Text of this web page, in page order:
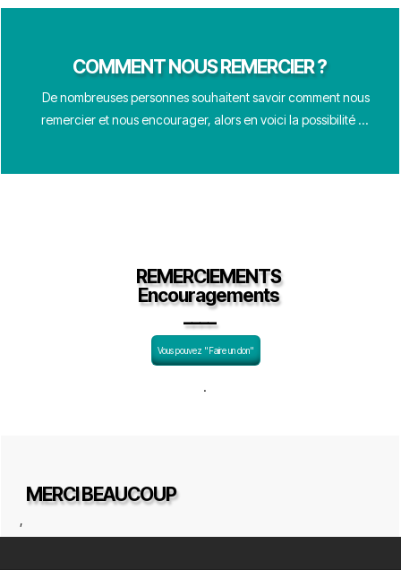
COMMENT NOUS REMERCIER ?
De nombreuses personnes souhaitent savoir comment nous
remercier et nous encourager, alors en voici la possibilité ...
REMERCIEMENTS
Encouragements
____
Vous pouvez "Faire un don"
.
MERCI BEAUCOUP
,